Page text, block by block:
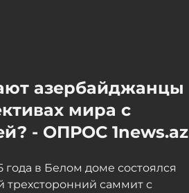
азербайджанцы
мира с
- ОПРОС 1news.az
года в Белом доме состоялся
трехсторонний саммит с